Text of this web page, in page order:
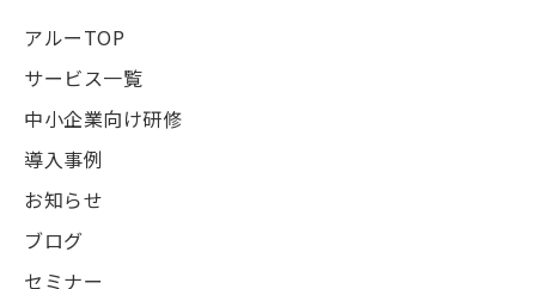
アルーTOP
サービス一覧
中小企業向け研修
導入事例
お知らせ
ブログ
セミナー